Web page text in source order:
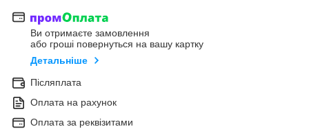
Ви отримаєте замовлення
або гроші повернуться на вашу картку
Детальніше
Післяплата
Оплата на рахунок
Оплата за реквізитами